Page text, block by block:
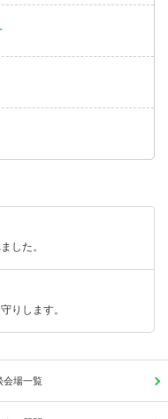
した。
りします。
会場一覧